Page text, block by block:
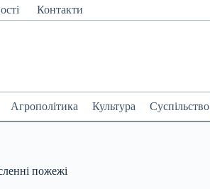
Контакти
Агрополітика Культура Суспільство
пожежі